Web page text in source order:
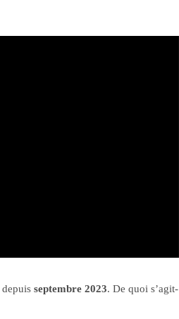
depuis septembre 2023. De quoi s’agit-